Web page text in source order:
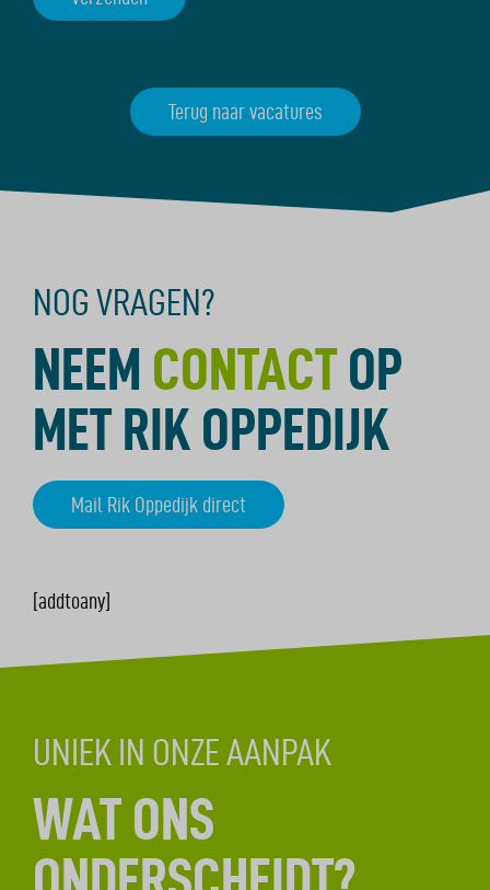
Terug naar vacatures
NOG VRAGEN?
NEEM CONTACT OP
MET RIK OPPEDIJK
Mail Rik Oppedijk direct
[addtoany]
UNIEK IN ONZE AANPAK
WAT ONS